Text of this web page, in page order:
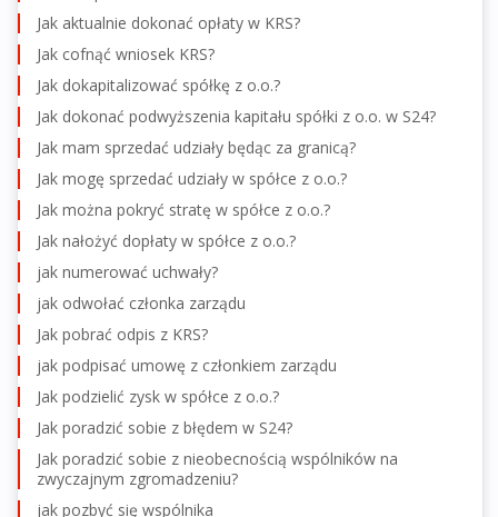
Jak aktualnie dokonać opłaty w KRS?
Jak cofnąć wniosek KRS?
Jak dokapitalizować spółkę z o.o.?
Jak dokonać podwyższenia kapitału spółki z o.o. w S24?
Jak mam sprzedać udziały będąc za granicą?
Jak mogę sprzedać udziały w spółce z o.o.?
Jak można pokryć stratę w spółce z o.o.?
Jak nałożyć dopłaty w spółce z o.o.?
jak numerować uchwały?
jak odwołać członka zarządu
Jak pobrać odpis z KRS?
jak podpisać umowę z członkiem zarządu
Jak podzielić zysk w spółce z o.o.?
Jak poradzić sobie z błędem w S24?
Jak poradzić sobie z nieobecnością wspólników na
zwyczajnym zgromadzeniu?
jak pozbyć się wspólnika